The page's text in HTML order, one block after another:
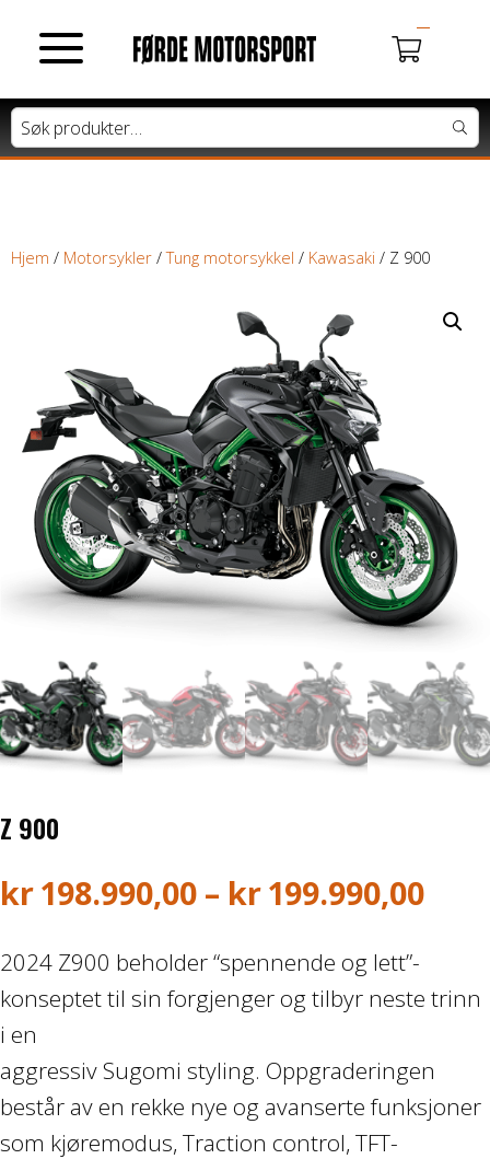
MOTORSYKLER
Lett motorsykkel
Cross / Junior
ATV / SNØSCOOTER
Honda ATV
Kawasaki ATV/UTV
Hisun ATV / UTV
TGB ATV
BÅT OG BÅTMOTOR
Båter
Båthenger
Varehenger
Skaphenger
Hjem / Motorsykler /Tung motorsykkel / Kawasaki / Z 900
Z 900
kr198.990,00 – kr199.990,00
til
2024 Z900 beholder “spennende og lett”-
konseptet til sin forgjenger og tilbyr neste trinn
i en
aggressiv Sugomi styling. Oppgraderingen
består av en rekke nye og avanserte funksjoner
som kjøremodus, Traction control, TFT-